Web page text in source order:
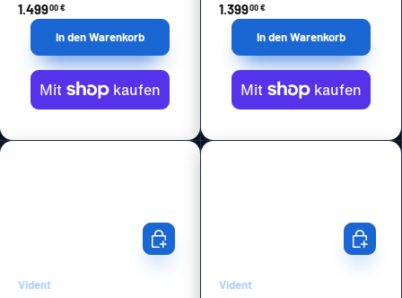
1.49900 €
In den Warenkorb
1.39900 €
In den Warenkorb
Vident
In den Warenkorb
Vident
In den